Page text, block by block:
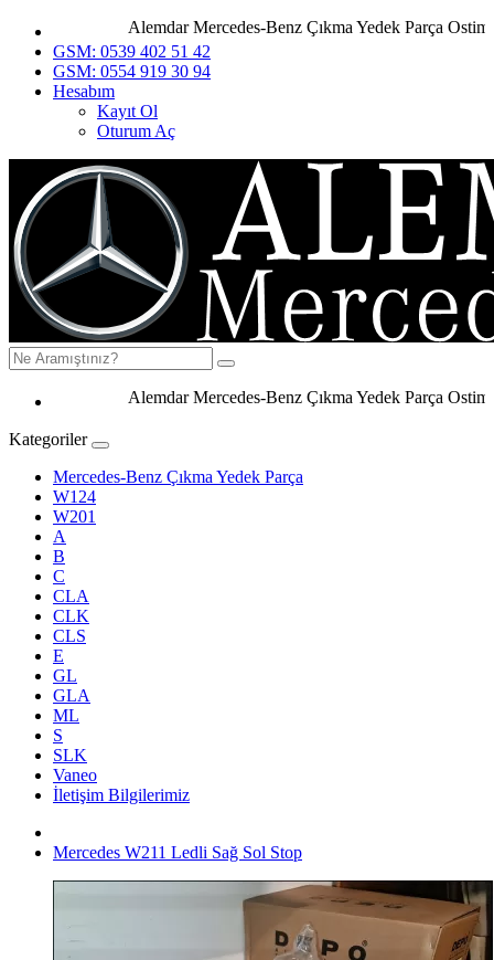
Alemdar Mercedes-Benz Çıkma Yedek Parça Ostim
GSM: 0539 402 51 42
GSM: 0554 919 30 94
Hesabım
Kayıt Ol
Oturum Aç
Alemdar Mercedes-Benz Çıkma Yedek Parça Ostim
Kategoriler
Mercedes-Benz Çıkma Yedek Parça
W124
W201
A
B
C
CLA
CLK
CLS
E
GL
GLA
ML
S
SLK
Vaneo
İletişim Bilgilerimiz
Mercedes W211 Ledli Sağ Sol Stop